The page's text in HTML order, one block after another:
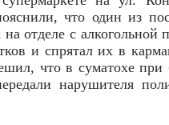
что один из
отделе с
и спрятал их в
что в суматохе при
нарушителя